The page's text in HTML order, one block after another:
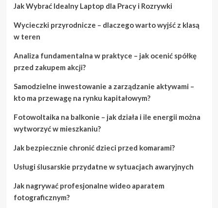
ślubu
Jak Wybrać Idealny Laptop dla Pracy i Rozrywki
Wycieczki przyrodnicze – dlaczego warto wyjść z klasą
w teren
Analiza fundamentalna w praktyce – jak ocenić spółkę
przed zakupem akcji?
Samodzielne inwestowanie a zarządzanie aktywami –
kto ma przewagę na rynku kapitałowym?
Fotowoltaika na balkonie – jak działa i ile energii można
wytworzyć w mieszkaniu?
Jak bezpiecznie chronić dzieci przed komarami?
Usługi ślusarskie przydatne w sytuacjach awaryjnych
Jak nagrywać profesjonalne wideo aparatem
fotograficznym?